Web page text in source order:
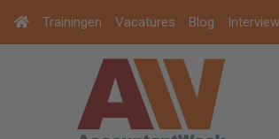
Trainingen Vacatures Blog